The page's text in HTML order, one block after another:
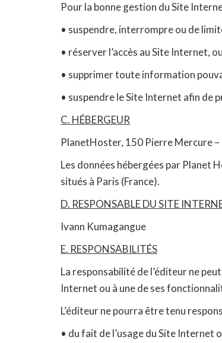
Pour la bonne gestion du Site
• suspendre, interrompre ou de
• réserver l’accès au Site Internet,
• supprimer toute information
• suspendre le Site Internet afin de
C. HÉBERGEUR
PlanetHoster, 150 Pierre Mercure
Les données hébergées par Planet
situés à Paris (France).
D. RESPONSABLE DU SITE
Ivann Kumagangue
E. RESPONSABILITÉS
La responsabilité de l’éditeur ne
Internet ou à une de ses
L’éditeur ne pourra être tenu
• du fait de l’usage du Site Internet